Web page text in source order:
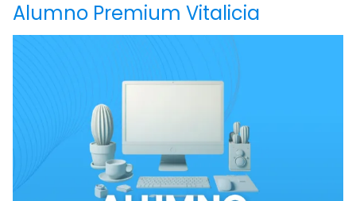
Alumno Premium Vitalicia